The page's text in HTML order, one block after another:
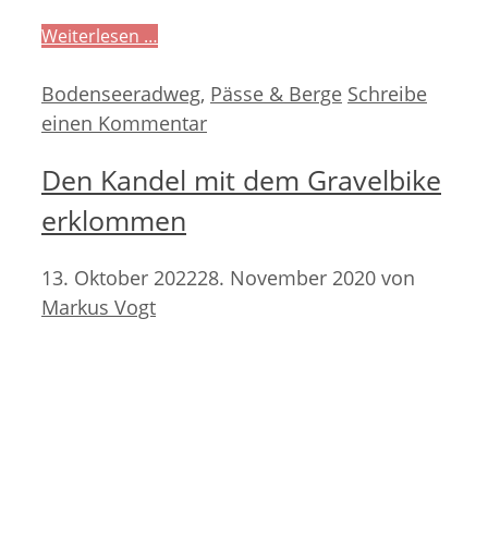
Weiterlesen …
Kategorien
Bodenseeradweg, Pässe & Berge Schreibe
einen Kommentar
Den Kandel mit dem Gravelbike
erklommen
13. Oktober 202228. November 2020 von
Markus Vogt